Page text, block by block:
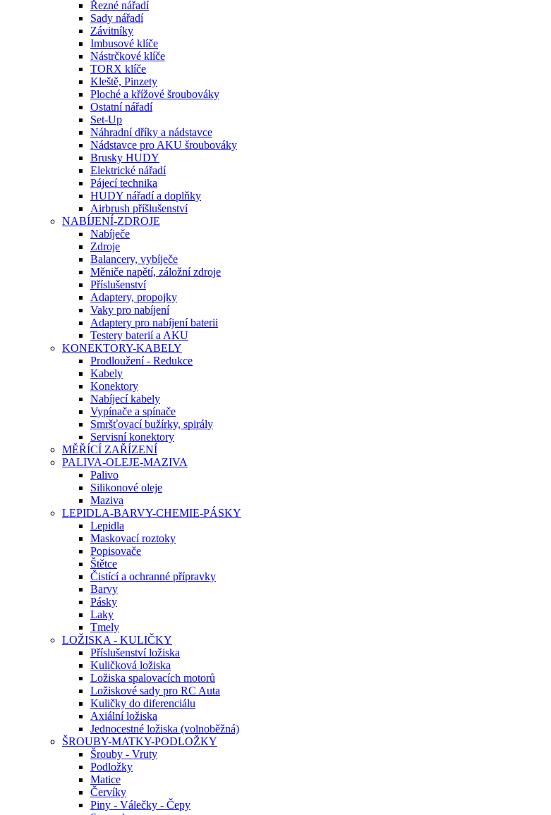
Řezné nářadí
Sady nářadí
Závitníky
Imbusové klíče
Nástrčkové klíče
TORX klíče
Kleště, Pinzety
Ploché a křížové šroubováky
Ostatní nářadí
Set-Up
Náhradní dříky a nádstavce
Nádstavce pro AKU šroubováky
Brusky HUDY
Elektrické nářadí
Pájecí technika
HUDY nářadí a doplňky
Airbrush příšlušenství
NABÍJENÍ-ZDROJE
Nabíječe
Zdroje
Balancery, vybíječe
Měniče napětí, záložní zdroje
Příslušenství
Adaptery, propojky
Vaky pro nabíjení
Adaptery pro nabíjení baterii
Testery baterií a AKU
KONEKTORY-KABELY
Prodloužení - Redukce
Kabely
Konektory
Nabíjecí kabely
Vypínače a spínače
Smršťovací bužírky, spirály
Servisní konektory
MĚŘÍCÍ ZAŘÍZENÍ
PALIVA-OLEJE-MAZIVA
Palivo
Silikonové oleje
Maziva
LEPIDLA-BARVY-CHEMIE-PÁSKY
Lepidla
Maskovací roztoky
Popisovače
Štětce
Čistící a ochranné přípravky
Barvy
Pásky
Laky
Tmely
LOŽISKA - KULIČKY
Příslušenství ložiska
Kuličková ložiska
Ložiska spalovacích motorů
Ložiskové sady pro RC Auta
Kuličky do diferenciálu
Axiální ložiska
Jednocestné ložiska (volnoběžná)
ŠROUBY-MATKY-PODLOŽKY
Šrouby - Vruty
Podložky
Matice
Červíky
Piny - Válečky - Čepy